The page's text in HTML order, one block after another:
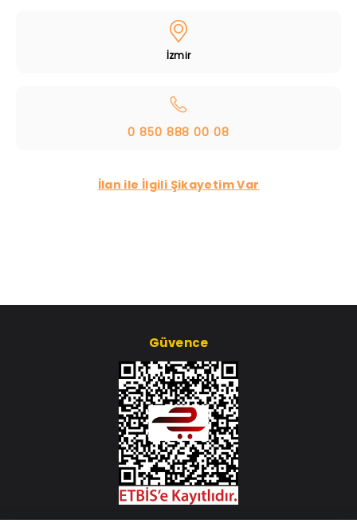
İzmir
0 850 888 00 08
İlan ile İlgili Şikayetim Var
Güvence